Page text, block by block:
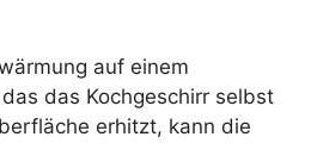
auf einem
das Kochgeschirr selbst
erhitzt, kann die